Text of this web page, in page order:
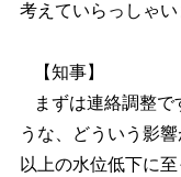
考えていらっしゃい
【知事】
まずは連絡調整
うな、どういう影
以上の水位低下に